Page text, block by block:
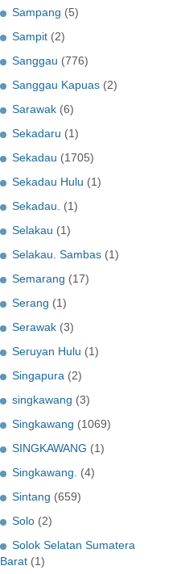
Sampang (5)
Sampit (2)
Sanggau (776)
Sanggau Kapuas (2)
Sarawak (6)
Sekadaru (1)
Sekadau (1705)
Sekadau Hulu (1)
Sekadau. (1)
Selakau (1)
Selakau. Sambas (1)
Semarang (17)
Serang (1)
Serawak (3)
Seruyan Hulu (1)
Singapura (2)
singkawang (3)
Singkawang (1069)
SINGKAWANG (1)
Singkawang. (4)
Sintang (659)
Solo (2)
Solok Selatan Sumatera
Barat (1)